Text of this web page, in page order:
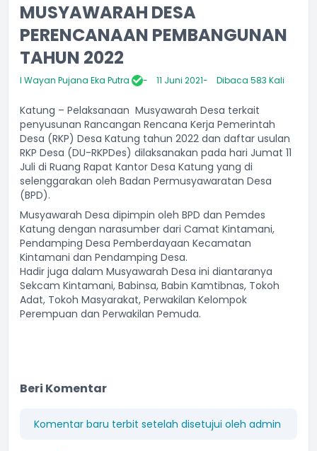
MUSYAWARAH DESA
PERENCANAAN PEMBANGUNAN
TAHUN 2022
I Wayan Pujana Eka Putra 11 Juni 2021 Dibaca 583 Kali
Katung – Pelaksanaan Musyawarah Desa terkait
penyusunan Rancangan Rencana Kerja Pemerintah
Desa (RKP) Desa Katung tahun 2022 dan daftar usulan
RKP Desa (DU-RKPDes) dilaksanakan pada hari Jumat 11
Juli di Ruang Rapat Kantor Desa Katung yang di
selenggarakan oleh Badan Permusyawaratan Desa
(BPD).
Musyawarah Desa dipimpin oleh BPD dan Pemdes
Katung dengan narasumber dari Camat Kintamani,
Pendamping Desa Pemberdayaan Kecamatan
Kintamani dan Pendamping Desa.
Hadir juga dalam Musyawarah Desa ini diantaranya
Sekcam Kintamani, Babinsa, Babin Kamtibnas, Tokoh
Adat, Tokoh Masyarakat, Perwakilan Kelompok
Perempuan dan Perwakilan Pemuda.
Beri Komentar
Komentar baru terbit setelah disetujui oleh admin